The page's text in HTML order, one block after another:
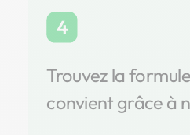
4
Trouvez la
convient grâce à